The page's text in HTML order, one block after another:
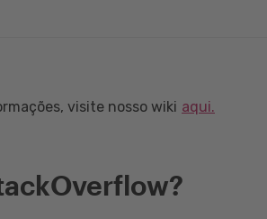
visite nosso wiki aqui.